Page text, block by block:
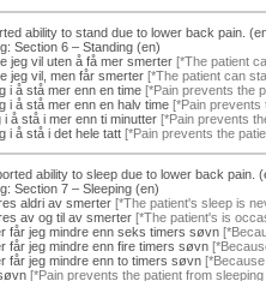
ability to stand due to lower back pain.
Section 6 – Standing (en)
jeg vil uten å få mer smerter [*The patient
jeg vil, men får smerter [*The patient can
i å stå mer enn en time [*Pain prevents the
i å stå mer enn en halv time [*Pain prevents
å stå i mer enn ti minutter [*Pain prevents
i å stå i det hele tatt [*Pain prevents the
ability to sleep due to lower back pain.
Section 7 – Sleeping (en)
aldri av smerter [*The patient's sleep is
av og til av smerter [*The patient's is
får jeg mindre enn seks timers søvn
får jeg mindre enn fire timers søvn
får jeg mindre enn to timers søvn
[*Pain prevents the patient from